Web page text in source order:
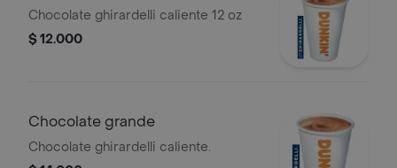
Chocolate ghirardelli caliente 12 oz
$ 12.000
Chocolate grande
Chocolate ghirardelli caliente.